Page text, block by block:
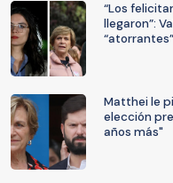
“Los
llegaron”:
Matthei le
elección
años más"